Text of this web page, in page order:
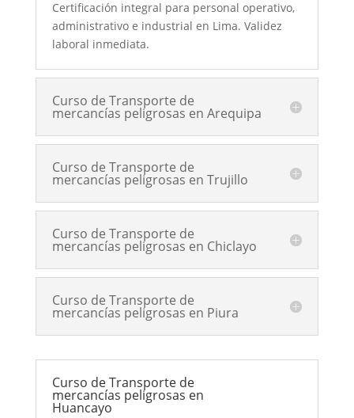
Certificación integral para personal operativo,
administrativo e industrial en Lima. Validez
laboral inmediata.
Curso de Transporte de
mercancías peligrosas en Arequipa
Curso de Transporte de
mercancías peligrosas en Trujillo
Curso de Transporte de
mercancías peligrosas en Chiclayo
Curso de Transporte de
mercancías peligrosas en Piura
Curso de Transporte de
mercancías peligrosas en
Huancayo